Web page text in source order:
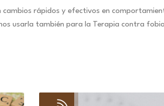
rápidos y efectivos en
usarla también para la Terapia contra